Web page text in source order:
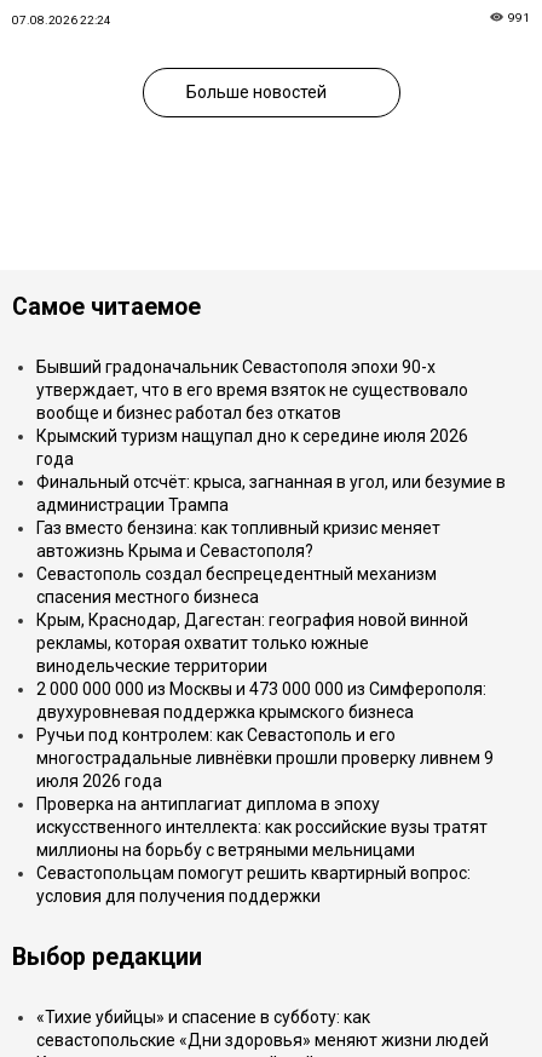
07.08.2026 22:24 991
Больше новостей
Самое читаемое
Бывший градоначальник Севастополя эпохи 90-х
утверждает, что в его время взяток не существовало
вообще и бизнес работал без откатов
Крымский туризм нащупал дно к середине июля 2026
года
Финальный отсчёт: крыса, загнанная в угол, или безумие в
администрации Трампа
Газ вместо бензина: как топливный кризис меняет
автожизнь Крыма и Севастополя?
Севастополь создал беспрецедентный механизм
спасения местного бизнеса
Крым, Краснодар, Дагестан: география новой винной
рекламы, которая охватит только южные
винодельческие территории
2 000 000 000 из Москвы и 473 000 000 из Симферополя:
двухуровневая поддержка крымского бизнеса
Ручьи под контролем: как Севастополь и его
многострадальные ливнёвки прошли проверку ливнем 9
июля 2026 года
Проверка на антиплагиат диплома в эпоху
искусственного интеллекта: как российские вузы тратят
миллионы на борьбу с ветряными мельницами
Севастопольцам помогут решить квартирный вопрос:
условия для получения поддержки
Выбор редакции
«Тихие убийцы» и спасение в субботу: как
севастопольские «Дни здоровья» меняют жизни людей